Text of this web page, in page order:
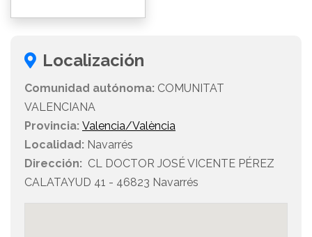
Localización
Comunidad autónoma: COMUNITAT
VALENCIANA
Provincia: Valencia/València
Localidad: Navarrés
Dirección: CL DOCTOR JOSÉ VICENTE PÉREZ
CALATAYUD 41 - 46823 Navarrés